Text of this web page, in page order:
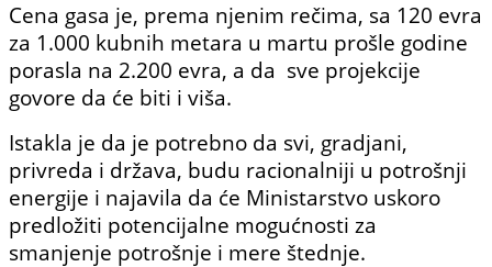
Cena gasa je, prema njenim rečima, sa 120 evra
za 1.000 kubnih metara u martu prošle godine
porasla na 2.200 evra, a da sve projekcije
govore da će biti i viša.
Istakla je da je potrebno da svi, gradjani,
privreda i država, budu racionalniji u potrošnji
energije i najavila da će Ministarstvo uskoro
predložiti potencijalne mogućnosti za
smanjenje potrošnje i mere štednje.